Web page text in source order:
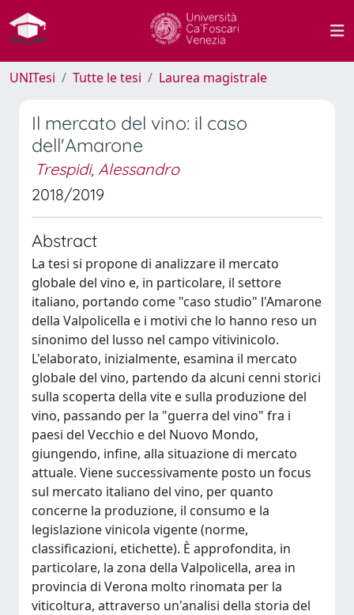
UNITesi Tutte le tesi Laurea magistrale
Il mercato del vino: il caso
dell'Amarone
Trespidi, Alessandro
2018/2019
Abstract
La tesi si propone di analizzare il mercato
globale del vino e, in particolare, il settore
italiano, portando come "caso studio" l'Amarone
della Valpolicella e i motivi che lo hanno reso un
sinonimo del lusso nel campo vitivinicolo.
L'elaborato, inizialmente, esamina il mercato
globale del vino, partendo da alcuni cenni storici
sulla scoperta della vite e sulla produzione del
vino, passando per la "guerra del vino" fra i
paesi del Vecchio e del Nuovo Mondo,
giungendo, infine, alla situazione di mercato
attuale. Viene successivamente posto un focus
sul mercato italiano del vino, per quanto
concerne la produzione, il consumo e la
legislazione vinicola vigente (norme,
classificazioni, etichette). È approfondita, in
particolare, la zona della Valpolicella, area in
provincia di Verona molto rinomata per la
viticoltura, attraverso un'analisi della storia del